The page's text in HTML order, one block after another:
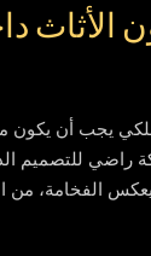
الأثاث
يجب أن يكون
راضي للتصميم
الفخامة، من